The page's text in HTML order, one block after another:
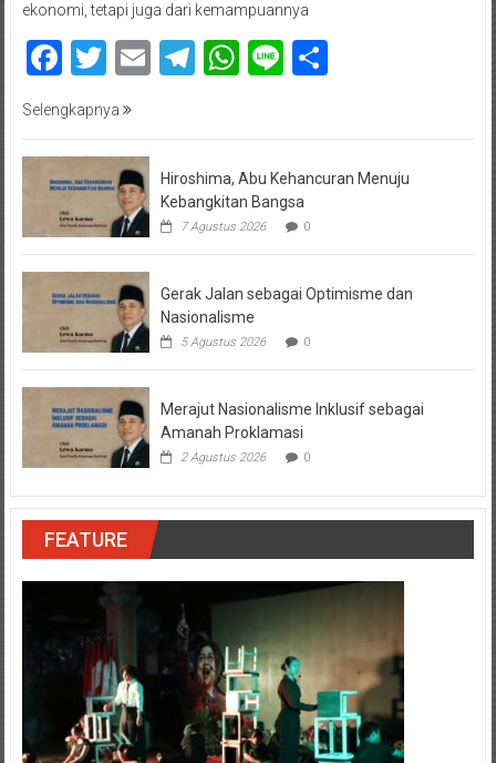
ekonomi, tetapi juga dari kemampuannya
Facebook
Twitter
EmailTelegram
WhatsApp
Line
Selengkapnya
Hiroshima, Abu Kehancuran Menuju
Kebangkitan Bangsa
7 Agustus 2026 0
Gerak Jalan sebagai Optimisme dan
Nasionalisme
5 Agustus 2026 0
Merajut Nasionalisme Inklusif sebagai
Amanah Proklamasi
2 Agustus 2026 0
FEATURE